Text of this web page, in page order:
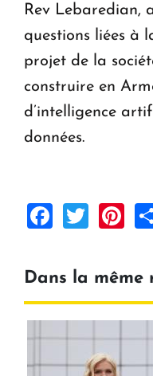
Rev Lebaredian,
questions liées à
projet de la
construire en
d’intelligence
données.
Facebook
Twitter
Dans la même